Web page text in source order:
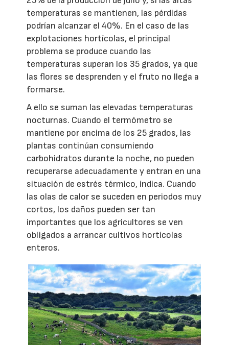
temperaturas se mantienen, las pérdidas
podrían alcanzar el 40%. En el caso de las
explotaciones hortícolas, el principal
problema se produce cuando las
temperaturas superan los 35 grados, ya que
las flores se desprenden y el fruto no llega a
formarse.
A ello se suman las elevadas temperaturas
nocturnas. Cuando el termómetro se
mantiene por encima de los 25 grados, las
plantas continúan consumiendo
carbohidratos durante la noche, no pueden
recuperarse adecuadamente y entran en una
situación de estrés térmico, indica. Cuando
las olas de calor se suceden en periodos muy
cortos, los daños pueden ser tan
importantes que los agricultores se ven
obligados a arrancar cultivos hortícolas
enteros.